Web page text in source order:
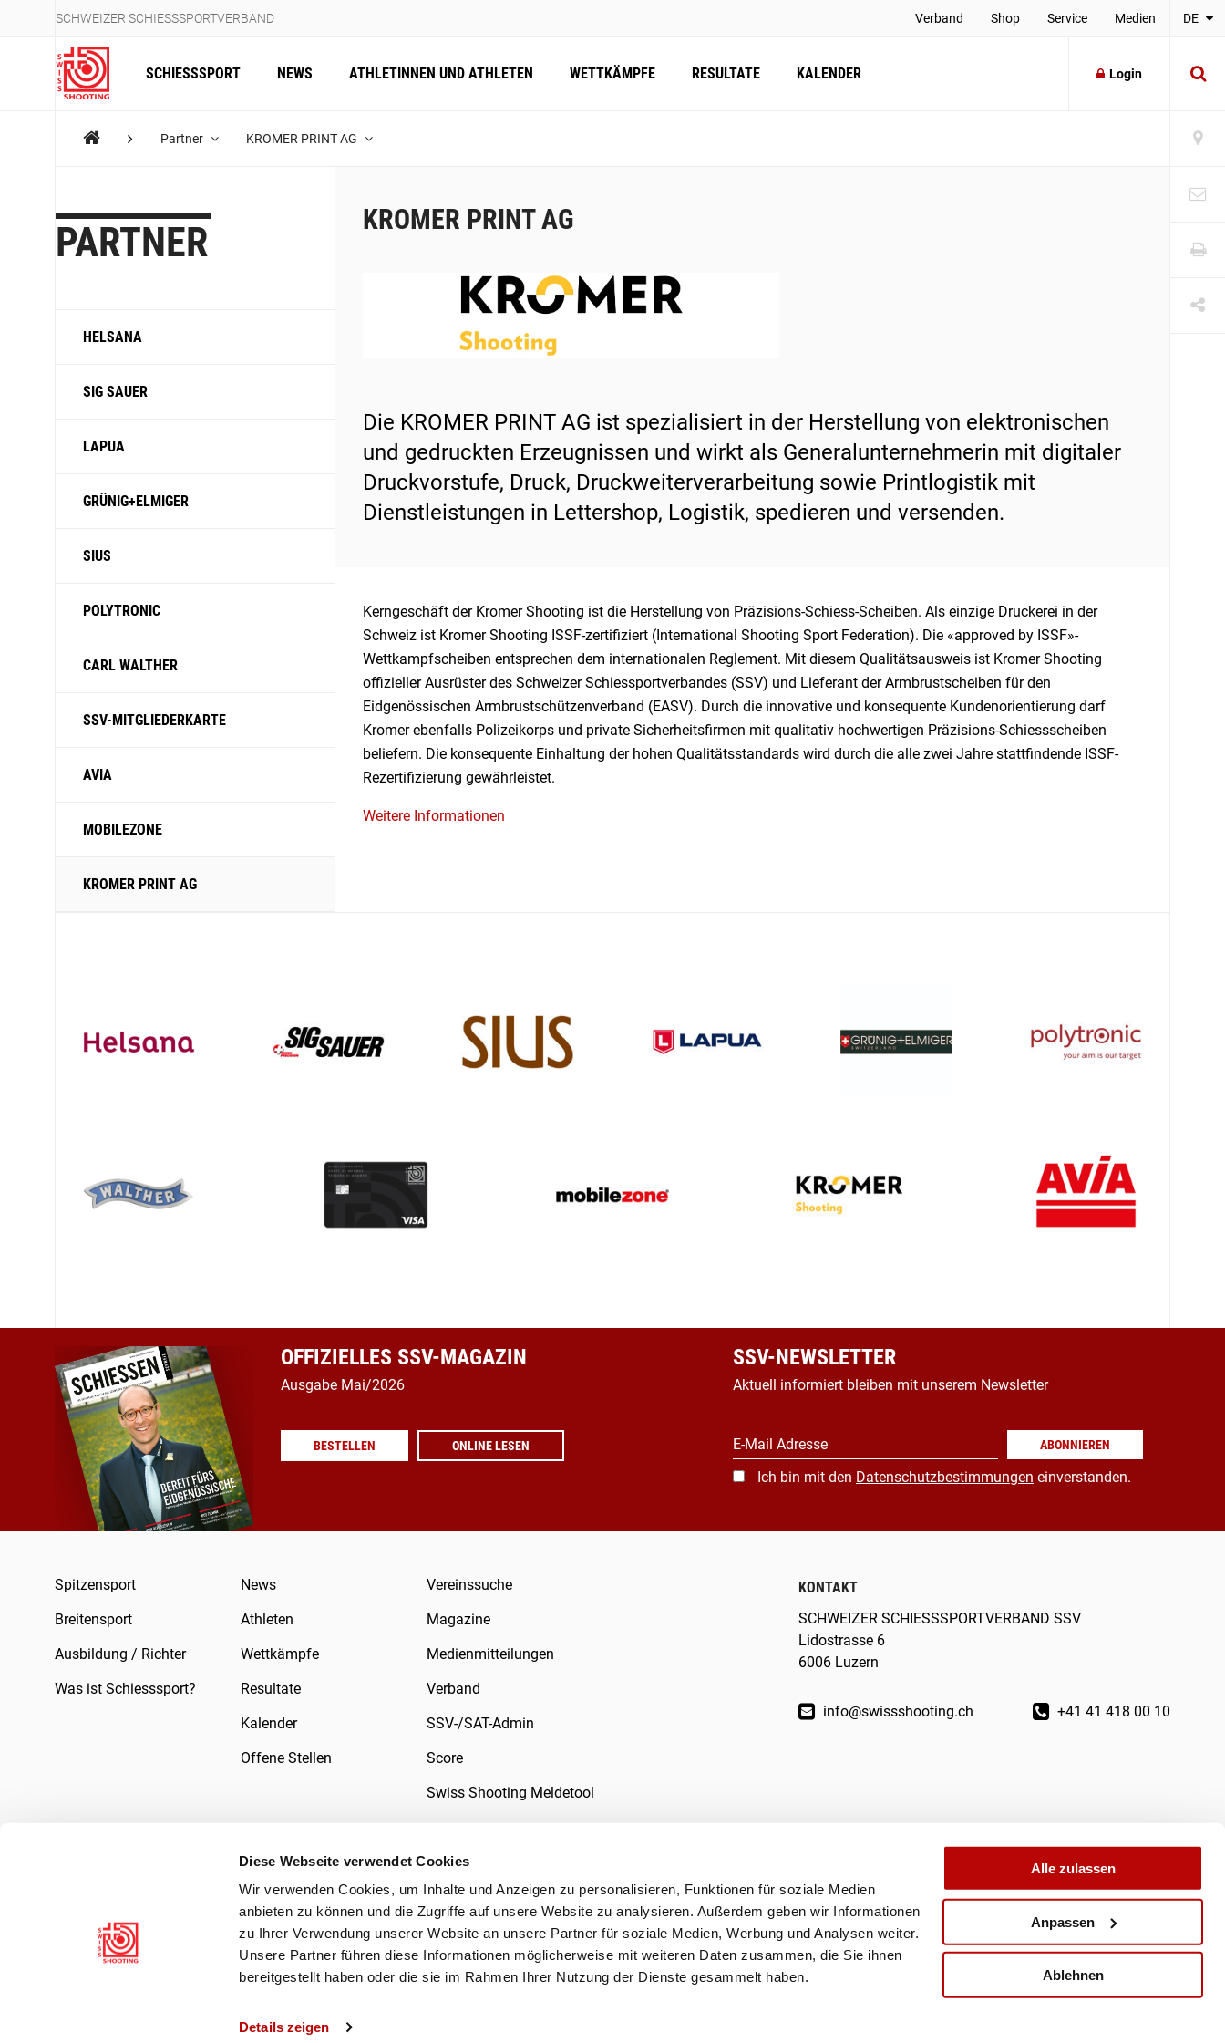
Diese Webseite verwendet Cookies
Wir verwenden Cookies, um Inhalte und Anzeigen zu personalisieren, Funktionen für soziale Medien
anbieten zu können und die Zugriffe auf unsere Website zu analysieren. Außerdem geben wir Informationen
zu Ihrer Verwendung unserer Website an unsere Partner für soziale Medien, Werbung und Analysen weiter.
Unsere Partner führen diese Informationen möglicherweise mit weiteren Daten zusammen, die Sie ihnen
bereitgestellt haben oder die sie im Rahmen Ihrer Nutzung der Dienste gesammelt haben.
Details zeigen
Alle zulassen
Anpassen
Ablehnen
SCHWEIZER SCHIESSSPORTVERBAND Verband Shop Service Medien DE
SCHIESSSPORT NEWS ATHLETINNEN UND ATHLETEN WETTKÄMPFE RESULTATE KALENDER Login
Partner KROMER PRINT AG
PARTNER
HELSANA
SIG SAUER
LAPUA
GRÜNIG+ELMIGER
SIUS
POLYTRONIC
CARL WALTHER
SSV-MITGLIEDERKARTE
AVIA
MOBILEZONE
KROMER PRINT AG
KROMER PRINT AG
Die KROMER PRINT AG ist spezialisiert in der Herstellung von elektronischen
und gedruckten Erzeugnissen und wirkt als Generalunternehmerin mit digitaler
Druckvorstufe, Druck, Druckweiterverarbeitung sowie Printlogistik mit
Dienstleistungen in Lettershop, Logistik, spedieren und versenden.
Kerngeschäft der Kromer Shooting ist die Herstellung von Präzisions-Schiess-Scheiben. Als einzige Druckerei in der
Schweiz ist Kromer Shooting ISSF-zertifiziert (International Shooting Sport Federation). Die «approved by ISSF»-
Wettkampfscheiben entsprechen dem internationalen Reglement. Mit diesem Qualitätsausweis ist Kromer Shooting
offizieller Ausrüster des Schweizer Schiessportverbandes (SSV) und Lieferant der Armbrustscheiben für den
Eidgenössischen Armbrustschützenverband (EASV). Durch die innovative und konsequente Kundenorientierung darf
Kromer ebenfalls Polizeikorps und private Sicherheitsfirmen mit qualitativ hochwertigen Präzisions-Schiessscheiben
beliefern. Die konsequente Einhaltung der hohen Qualitätsstandards wird durch die alle zwei Jahre stattfindende ISSF-
Rezertifizierung gewährleistet.
Weitere Informationen
OFFIZIELLES SSV-MAGAZIN
Ausgabe Mai/2026
BESTELLEN ONLINE LESEN
SSV-NEWSLETTER
Aktuell informiert bleiben mit unserem Newsletter
E-Mail Adresse ABONNIEREN
Ich bin mit den Datenschutzbestimmungen einverstanden.
Spitzensport
Breitensport
Ausbildung / Richter
Was ist Schiesssport?
News
Athleten
Wettkämpfe
Resultate
Kalender
Offene Stellen
Vereinssuche
Magazine
Medienmitteilungen
Verband
SSV-/SAT-Admin
Score
Swiss Shooting Meldetool
KONTAKT
SCHWEIZER SCHIESSSPORTVERBAND SSV
Lidostrasse 6
6006 Luzern
info@swissshooting.ch +41 41 418 00 10
Datenschutzerklärung